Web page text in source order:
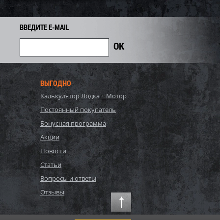
24 385 i
Экономия
28 346i
2 134 Экономия
SOLAS ST-CD-15/20
Экономия
Импеллер SOLAS SX4-TP-13/16
76 550 71 192
5 358 Экономия
ВВЕДИТЕ E-MAIL
ВЫГОДНО
Калькулятор Лодка + Мотор
Постоянный покупатель
Бонусная программа
Акции
Новости
Статьи
Вопросы и ответы
Отзывы